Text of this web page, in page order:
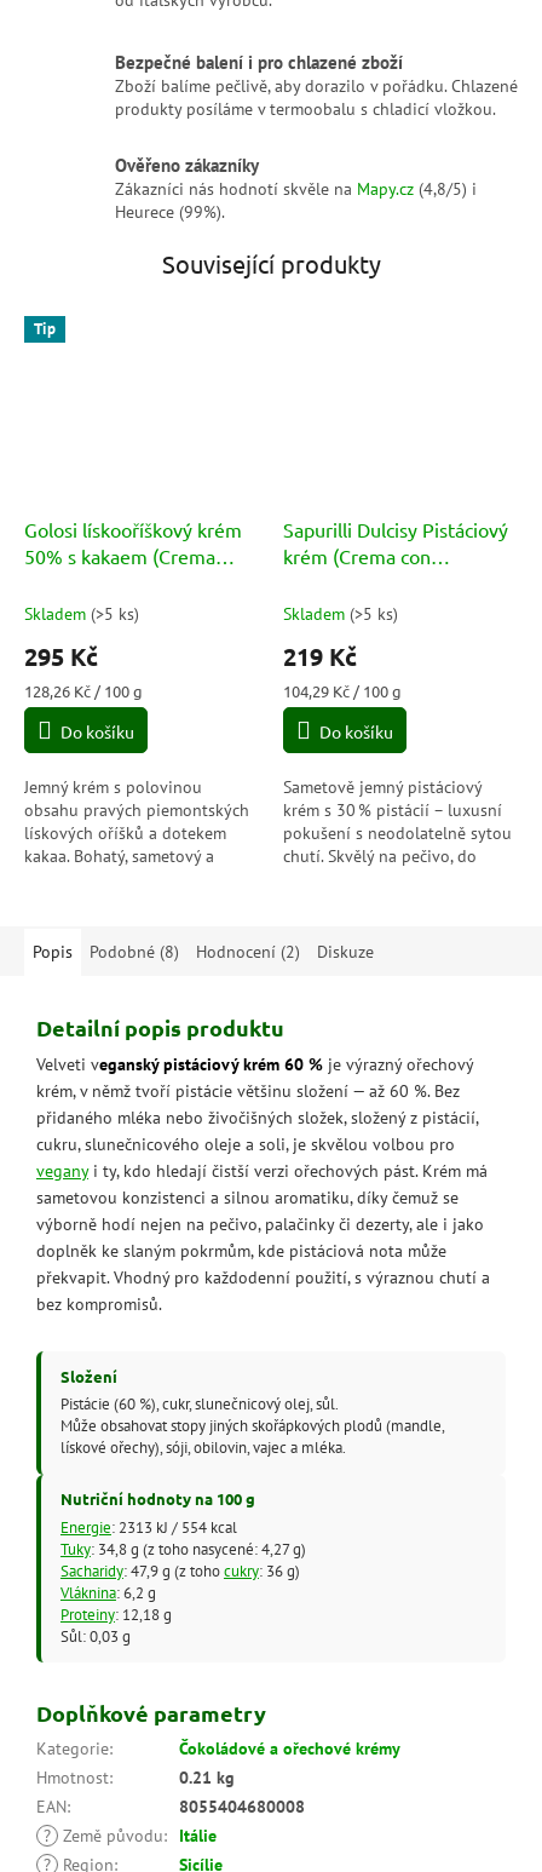
Bezpečné balení i pro chlazené zboží
Zboží balíme pečlivě, aby dorazilo v pořádku. Chlazené
produkty posíláme v termoobalu s chladicí vložkou.
Ověřeno zákazníky
Zákazníci nás hodnotí skvěle na Mapy.cz (4,8/5) i
Heurece (99%).
Související produkty
Tip
Golosi lískooříškový krém
50% s kakaem (Crema
230g
Skladem (>5 ks)
295 Kč
Měrná
cena:
128,26 Kč / 100 g
Do košíku
Jemný krém s polovinou
obsahu pravých piemontských
lískových oříšků a dotekem
kakaa. Bohatý, sametový a
Sapurilli Dulcisy Pistáciový
krém (Crema con
Skladem (>5 ks)
219 Kč
Měrná
cena:
104,29 Kč / 100 g
Do košíku
Sametově jemný pistáciový
krém s 30 % pistácií – luxusní
pokušení s neodolatelně sytou
chutí. Skvělý na pečivo, do
Popis Podobné (8) Hodnocení (2) Diskuze
Detailní popis produktu
Velveti veganský pistáciový krém 60 % je výrazný ořechový
krém, v němž tvoří pistácie většinu složení — až 60 %. Bez
přidaného mléka nebo živočišných složek, složený z pistácií,
cukru, slunečnicového oleje a soli, je skvělou volbou pro
veganyi ty, kdo hledají čistší verzi ořechových pást. Krém má
sametovou konzistenci a silnou aromatiku, díky čemuž se
výborně hodí nejen na pečivo, palačinky či dezerty, ale i jako
doplněk ke slaným pokrmům, kde pistáciová nota může
překvapit. Vhodný pro každodenní použití, s výraznou chutí a
bez kompromisů.
Složení
Pistácie (60 %), cukr, slunečnicový olej, sůl.
Může obsahovat stopy jiných skořápkových plodů (mandle,
lískové ořechy), sóji, obilovin, vajec a mléka.
Nutriční hodnoty na 100 g
Energie: 2313 kJ / 554 kcal
Tuky: 34,8 g (z toho nasycené: 4,27 g)
Sacharidy: 47,9 g (z tohocukry: 36 g)
Vláknina: 6,2 g
Proteiny: 12,18 g
Sůl: 0,03 g
Doplňkové parametry
Kategorie:
Čokoládové a ořechové krémy
Hmotnost:
0.21 kg
EAN:
8055404680008
? Země původu:
Itálie
?
Region: Sicílie